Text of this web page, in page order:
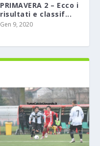
PRIMAVERA 2 – Ecco i
risultati e classif...
Gen 9, 2020